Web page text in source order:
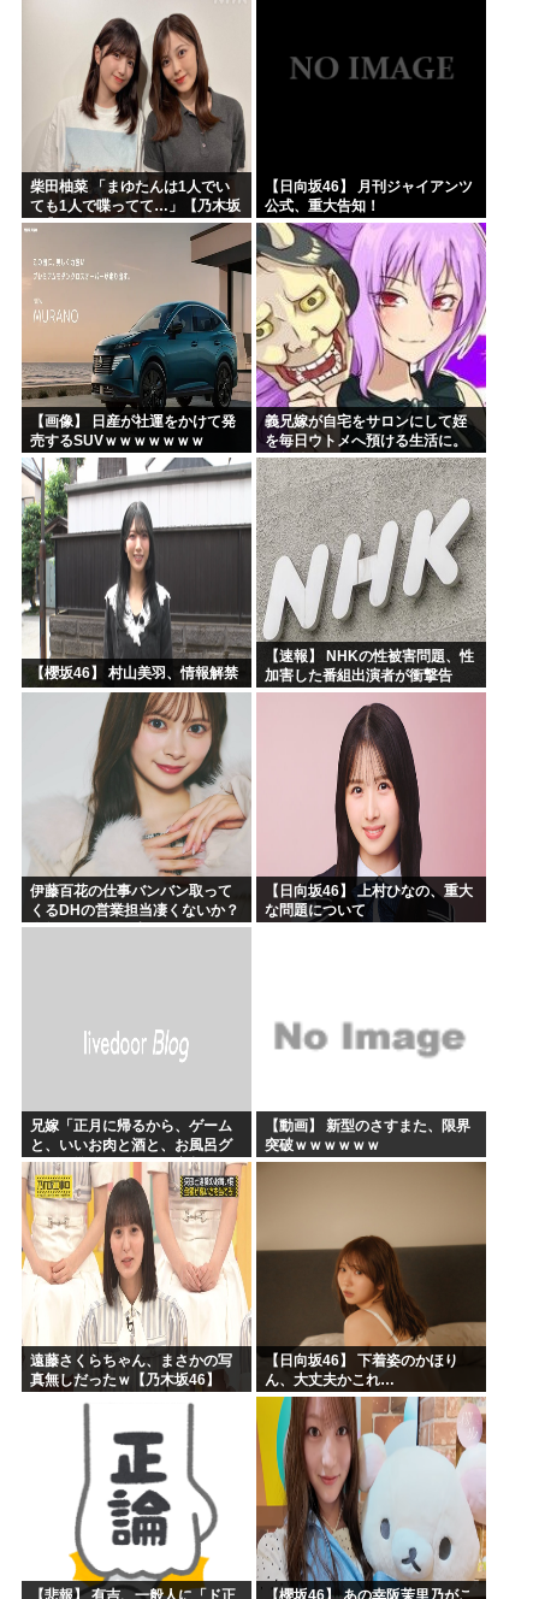
柴田柚菜 「まゆたんは1人でい
ても1人で喋ってて…」【乃木坂
46】
【日向坂46】 月刊ジャイアンツ
公式、重大告知！
【画像】 日産が社運をかけて発
売するSUVｗｗｗｗｗｗｗ
義兄嫁が自宅をサロンにして姪
を毎日ウトメへ預ける生活に。
数年後、そのツケが一気に回っ
てきて…
【櫻坂46】 村山美羽、情報解禁
【速報】 NHKの性被害問題、性
加害した番組出演者が衝撃告
白！
伊藤百花の仕事バンバン取って
くるDHの営業担当凄くないか？
今年のボーナス凄いことになり
【日向坂46】 上村ひなの、重大
な問題について
兄嫁「正月に帰るから、ゲーム
と、いいお肉と酒と、お風呂グ
ッズの準備しとけよ」寝起きの
私「知るかボケ」兄嫁「キィィ
ィィー！！！！」私「あ…」
【動画】 新型のさすまた、限界
突破ｗｗｗｗｗｗ
遠藤さくらちゃん、まさかの写
真無しだったｗ【乃木坂46】
【日向坂46】 下着姿のかほり
ん、大丈夫かこれ…
【悲報】 有吉、一般人に「ド正 【櫻坂46】 あの幸阪茉里乃がこ